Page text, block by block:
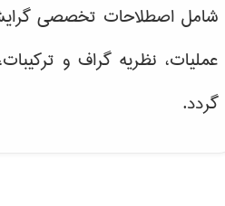
شامل اصطلاحات تخصصی
عملیات، نظریه گراف و
گردد.